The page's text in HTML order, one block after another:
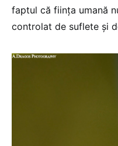
faptul că fiinţa umană
controlat de suflete şi